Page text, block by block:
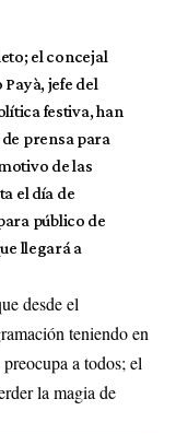
el concejal
Payà, jefe del
festiva, han
prensa para
de las
el día de
público de
llegará a
desde el
teniendo en
a todos; el
la magia de